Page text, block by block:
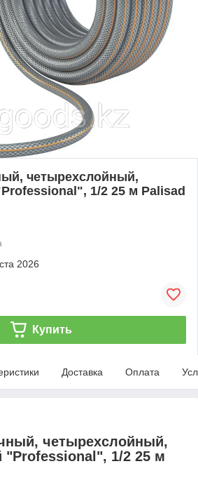
четырехслойный,
1/2 25 м Palisad
2026
Купить
Доставка Оплата
четырехслойный,
1/2 25 м